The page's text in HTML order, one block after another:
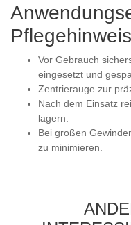
Pflegehinweis
Vor Gebrauch
eingesetzt und
Zentrierauge zur
Nach dem Einsatz
lagern.
Bei großen
zu minimieren.